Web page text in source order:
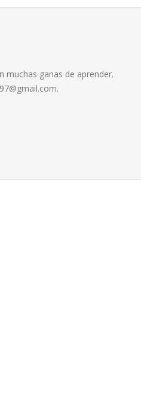
muchas ganas de aprender.
.